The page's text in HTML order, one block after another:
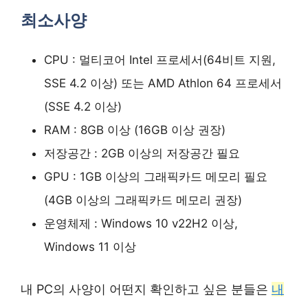
최소사양
CPU : 멀티코어 Intel 프로세서(64비트 지원,
SSE 4.2 이상) 또는 AMD Athlon 64 프로세서
(SSE 4.2 이상)
RAM : 8GB 이상 (16GB 이상 권장)
저장공간 : 2GB 이상의 저장공간 필요
GPU : 1GB 이상의 그래픽카드 메모리 필요
(4GB 이상의 그래픽카드 메모리 권장)
운영체제 : Windows 10 v22H2 이상,
Windows 11 이상
내 PC의 사양이 어떤지 확인하고 싶은 분들은 내